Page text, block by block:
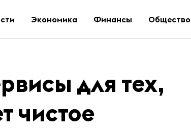
Экономика Финансы Общество
для тех,
чистое